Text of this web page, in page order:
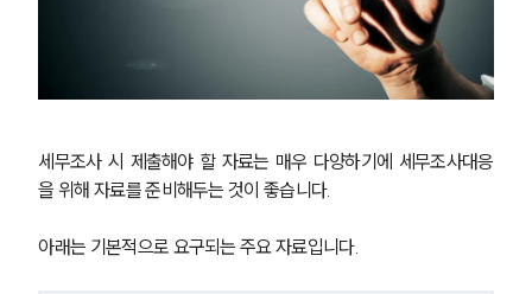
세무조사 시 제출해야 할 자료는 매우 다양하기에 세무조사대응
을 위해 자료를 준비해두는 것이 좋습니다.
아래는 기본적으로 요구되는 주요 자료입니다.